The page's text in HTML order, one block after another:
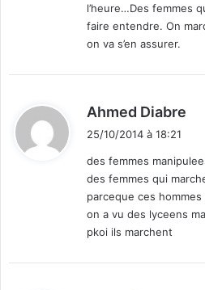
:
l’heure…Des femmes
faire entendre. On
on va s’en assurer.
Ahmed Diabre
:
25/10/2014 à 18:21
des femmes
des femmes qui
parceque ces
on a vu des lyceens
pkoi ils marchent